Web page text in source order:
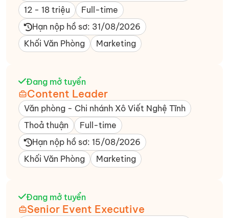
12 - 18 triệu
Full-time
Hạn nộp hồ sơ: 31/08/2026
Khối Văn Phòng
Marketing
Content Leader
Đang mở tuyển
Văn phòng - Chi nhánh Xô Viết Nghệ Tĩnh​
Thoả thuận
Full-time
Hạn nộp hồ sơ: 15/08/2026
Khối Văn Phòng
Marketing
Senior Event Executive
Đang mở tuyển